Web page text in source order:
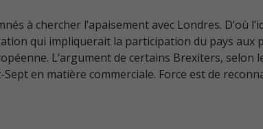
à chercher l’apaisement avec Londres. D’où
qui impliquerait la participation du pays
L’argument de certains Brexiters, selon
en matière commerciale. Force est de